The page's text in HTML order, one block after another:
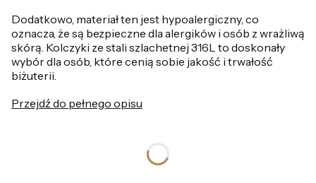
Dodatkowo, materiał ten jest hypoalergiczny, co
oznacza, że są bezpieczne dla alergików i osób z wrażliwą
skórą. Kolczyki ze stali szlachetnej 316L to doskonały
wybór dla osób, które cenią sobie jakość i trwałość
biżuterii.
Przejdź do pełnego opisu